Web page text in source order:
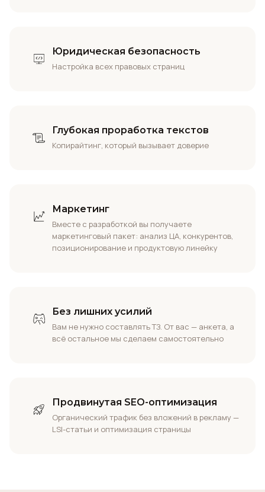
Юридическая безопасность
Настройка всех правовых страниц
Глубокая проработка текстов
Копирайтинг, который вызывает доверие
Маркетинг
Вместе с разработкой вы получаете
маркетинговый пакет: анализ ЦА, конкурентов,
позиционирование и продуктовую линейку
Без лишних усилий
Вам не нужно составлять ТЗ. От вас — анкета, а
всё остальное мы сделаем самостоятельно
Продвинутая SEO-оптимизация
Органический трафик без вложений в рекламу —
LSI-статьи и оптимизация страницы